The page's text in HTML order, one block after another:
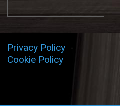
Privacy Policy -
Cookie Policy